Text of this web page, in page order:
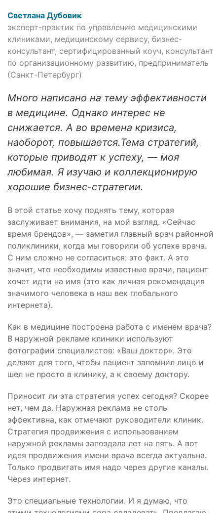
Светлана Дубовик
эксперт-практик по управлению медицинскими
клиниками, медицинскому сервису, бизнес-
консультант, сертифицированный коуч, консультант
по организационному развитию, предприниматель
(Санкт-Петербург)
Много написано на тему эффективности
в медицине. Однако интерес не
снижается. А во времена кризиса,
наоборот, повышается.Тема стратегий,
которые приводят к успеху, — моя
любимая. Я изучаю и коллекционирую
хорошие бизнес-стратегии.
В этой статье хочу поднять тему, которая
заслуживает внимания, на мой взгляд. «Сейчас
время брендов», — заметил главный врач районной
поликлиники, когда мы говорили об успехе врача.
С ним сложно не согласиться: это факт. А это
значит, что необходимы известные врачи, пациент
хочет идти на имя (это как личная рекомендация
значимого человека в наш век глобального
интернета).
Как в медицине построена работа с именем врача?
В наружной рекламе клиники используют
фотографии специалистов: «Ваш доктор». Это
делают для того, чтобы пациент запомнил лицо и
шел не просто в клинику, а к своему доктору.
Приносит ли эта стратегия успех сегодня? Скорее
нет, чем да. Наружная реклама не столь
эффективна, как отмечают руководители клиник.
Стратегия продвижения с использованием
наружной рекламы запоздала лет на пять. А вот
идея продвижения имени врача всегда актуальна.
Только продвигать имя надо через другие каналы.
Через интернет.
Это специальные технологии. И я думаю, что